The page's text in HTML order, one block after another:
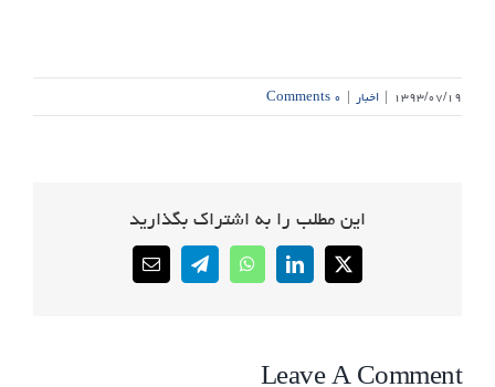
۱۳۹۳/۰۷/۱۹ | اخبار | ۰ Comments
این مطلب را به اشتراک بگذارید
X
LinkedIn
WhatsApp
Telegram
Email
Leave A Comment